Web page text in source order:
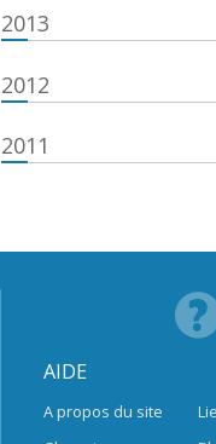
2013
2012
2011
AIDE
A propos du site